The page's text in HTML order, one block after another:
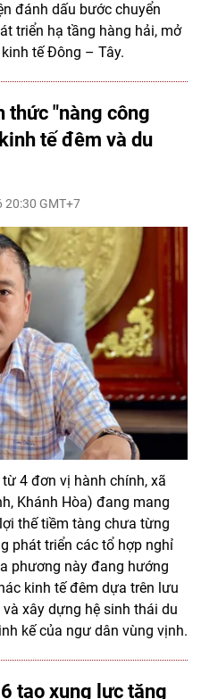
đánh dấu bước chuyển
triển hạ tầng hàng hải, mở
tế Đông – Tây.
thức "nàng công
tế đêm và du
GMT+7
4 đơn vị hành chính, xã
Khánh Hòa) đang mang
thế tiềm tàng chưa từng
phát triển các tổ hợp nghỉ
phương này đang hướng
kinh tế đêm dựa trên lưu
xây dựng hệ sinh thái du
kế của ngư dân vùng vịnh.
tạo xung lực tăng